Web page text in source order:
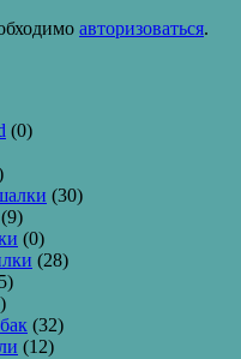
авторизоваться.
(0)
(30)
(9)
(0)
(28)
(32)
(12)